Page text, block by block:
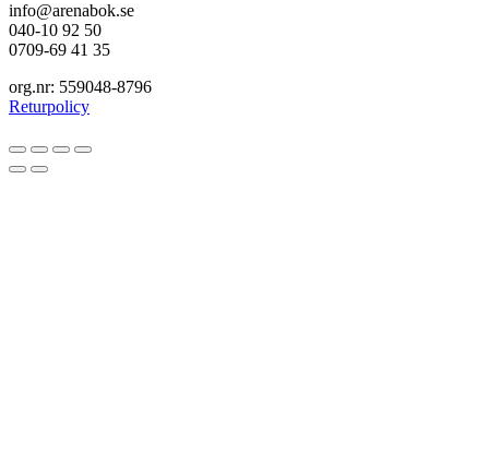
info@arenabok.se
040-10 92 50
0709-69 41 35
org.nr: 559048-8796
Returpolicy